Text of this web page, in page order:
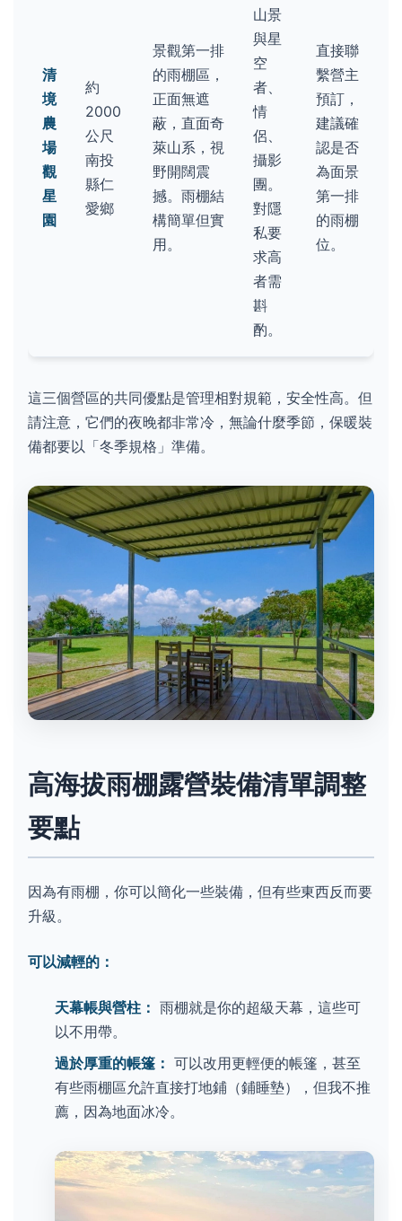
清
境
農
場
觀
星
園
約
2000
公尺
南投
縣仁
愛鄉
景觀第一排
的雨棚區，
正面無遮
蔽，直面奇
萊山系，視
野開闊震
撼。雨棚結
構簡單但實
用。
山景
與星
空
者、
情
侶、
攝影
團。
對隱
私要
求高
者需
斟
酌。
直接聯
繫營主
預訂，
建議確
認是否
為面景
第一排
的雨棚
位。
這三個營區的共同優點是管理相對規範，安全性高。但
請注意，它們的夜晚都非常冷，無論什麼季節，保暖裝
備都要以「冬季規格」準備。
高海拔雨棚露營裝備清單調整
要點
因為有雨棚，你可以簡化一些裝備，但有些東西反而要
升級。
可以減輕的：
天幕帳與營柱： 雨棚就是你的超級天幕，這些可
以不用帶。
過於厚重的帳篷： 可以改用更輕便的帳篷，甚至
有些雨棚區允許直接打地鋪（鋪睡墊），但我不推
薦，因為地面冰冷。